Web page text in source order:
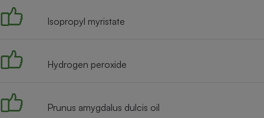
Isopropyl myristate
Hydrogen peroxide
Prunus amygdalus dulcis oil